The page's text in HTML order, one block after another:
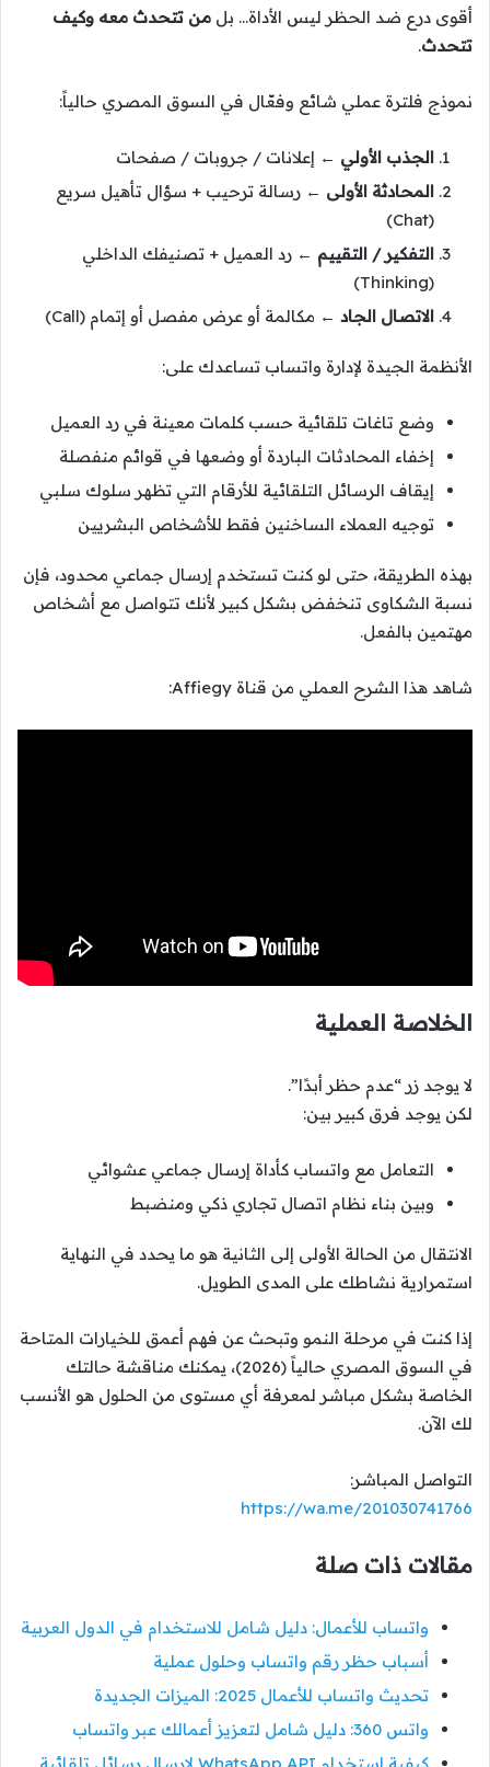
أقوى درع ضد الحظر ليس الأداة… بل من تتحدث معه وكيف
تتحدث.
نموذج فلترة عملي شائع وفعّال في السوق المصري حالياً:
الجذب الأولي ← إعلانات / جروبات / صفحات
المحادثة الأولى ← رسالة ترحيب + سؤال تأهيل سريع
(Chat)
التفكير / التقييم ← رد العميل + تصنيفك الداخلي
(Thinking)
الاتصال الجاد ← مكالمة أو عرض مفصل أو إتمام (Call)
الأنظمة الجيدة لإدارة واتساب تساعدك على:
وضع تاغات تلقائية حسب كلمات معينة في رد العميل
إخفاء المحادثات الباردة أو وضعها في قوائم منفصلة
إيقاف الرسائل التلقائية للأرقام التي تظهر سلوك سلبي
توجيه العملاء الساخنين فقط للأشخاص البشريين
بهذه الطريقة، حتى لو كنت تستخدم إرسال جماعي محدود، فإن
نسبة الشكاوى تنخفض بشكل كبير لأنك تتواصل مع أشخاص
مهتمين بالفعل.
شاهد هذا الشرح العملي من قناة Affiegy:
الخلاصة العملية
لا يوجد زر “عدم حظر أبدًا”.
لكن يوجد فرق كبير بين:
التعامل مع واتساب كأداة إرسال جماعي عشوائي
وبين بناء نظام اتصال تجاري ذكي ومنضبط
الانتقال من الحالة الأولى إلى الثانية هو ما يحدد في النهاية
استمرارية نشاطك على المدى الطويل.
إذا كنت في مرحلة النمو وتبحث عن فهم أعمق للخيارات المتاحة
في السوق المصري حالياً (2026)، يمكنك مناقشة حالتك
الخاصة بشكل مباشر لمعرفة أي مستوى من الحلول هو الأنسب
لك الآن.
التواصل المباشر:
https://wa.me/201030741766
مقالات ذات صلة
واتساب للأعمال: دليل شامل للاستخدام في الدول العربية
أسباب حظر رقم واتساب وحلول عملية
تحديث واتساب للأعمال 2025: الميزات الجديدة
واتس 360: دليل شامل لتعزيز أعمالك عبر واتساب